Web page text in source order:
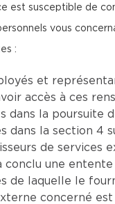
est susceptible de
vous
:
et
accès à ces
dans la poursuite
dans la section 4
de services
a conclu une
de laquelle le
concerné est